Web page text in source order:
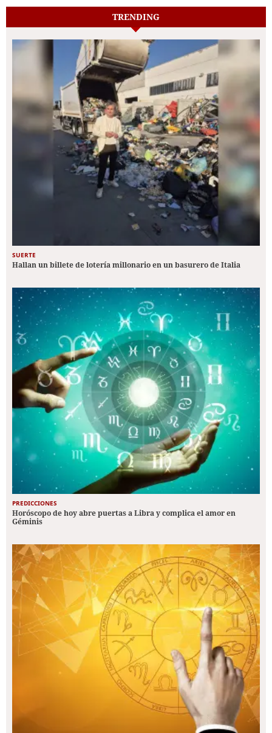
TRENDING
SUERTE
Hallan un billete de lotería millonario en un basurero de Italia
PREDICCIONES
Horóscopo de hoy abre puertas a Libra y complica el amor en
Géminis